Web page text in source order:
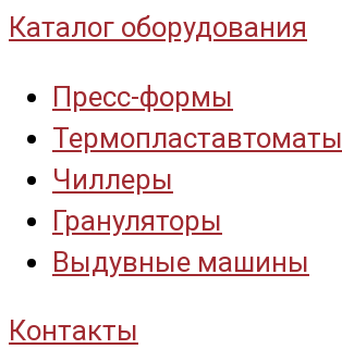
Каталог оборудования
Пресс-формы
Термопластавтоматы
Чиллеры
Грануляторы
Выдувные машины
Контакты